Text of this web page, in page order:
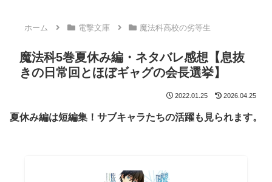
ホーム 電撃文庫 魔法科高校の劣等生
魔法科5巻夏休み編・ネタバレ感想【息抜
きの日常回とほぼギャグの会長選挙】
2022.01.25 2026.04.25
夏休み編は短編集！サブキャラたちの活躍も見られます。